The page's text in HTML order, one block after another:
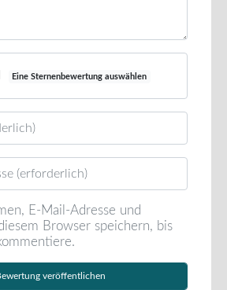
Eine Sternenbewertung auswählen
E-Mail-Adresse und
Browser speichern, bis